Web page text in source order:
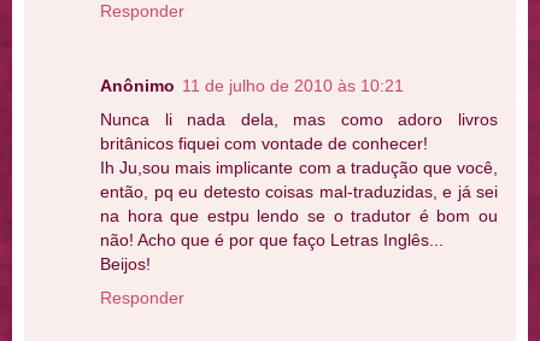
Responder
Anônimo 11 de julho de 2010 às 10:21
Nunca li nada dela, mas como adoro livros
britânicos fiquei com vontade de conhecer!
Ih Ju,sou mais implicante com a tradução que você,
então, pq eu detesto coisas mal-traduzidas, e já sei
na hora que estpu lendo se o tradutor é bom ou
não! Acho que é por que faço Letras Inglês...
Beijos!
Responder